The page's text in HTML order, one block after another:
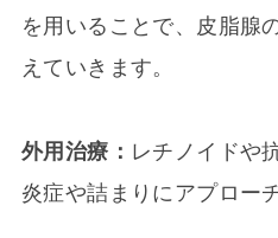
を用いることで、皮脂腺
えていきます。
外用治療： レチノイドや
炎症や詰まりにアプロー